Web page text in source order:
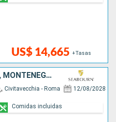
US$ 14,665 +Tasas
ITALIA, MALTA, CROACIA, MONTENEGRO, GRECIA, TURQUÍA
Civitavecchia - Roma 12/08/2028
Comidas incluidas